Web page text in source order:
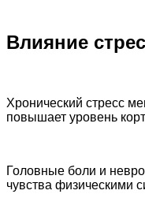
Влияние
Хронический стресс
повышает уровень
Головные боли и
чувства физическими